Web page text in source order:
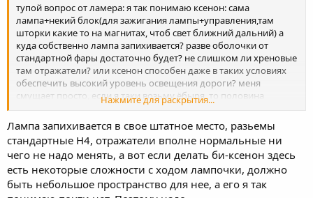
тупой вопрос от ламера: я так понимаю ксенон: сама
лампа+некий блок(для зажигания лампы+управления,там
шторки какие то на магнитах, чтоб свет ближний дальний) а
куда собственно лампа запихивается? разве оболочки от
стандартной фары достаточно будет? не слишком ли хреновые
там отражатели? или ксенон способен даже в таких условиях
обеспечить высокий уровень освещения дороги? меня
смущает просто, если я таки возьму ёбыря, то половина
времени эксплуатации придётся на тёмное время суток. также
условий гарантии?
Нажмите для раскрытия...
Лампа запихивается в свое штатное место, разьемы
стандартные Н4, отражатели вполне нормальные ни
чего не надо менять, а вот если делать би-ксенон здесь
есть некоторые сложности с ходом лампочки, должно
быть небольшое пространство для нее, а его я так